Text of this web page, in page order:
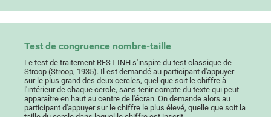
Test de congruence nombre-taille
Le test de traitement REST-INH s'inspire du test classique de
Stroop (Stroop, 1935). Il est demandé au participant d'appuyer
sur le plus grand des deux cercles, quel que soit le chiffre à
l'intérieur de chaque cercle, sans tenir compte du texte qui peut
apparaître en haut au centre de l'écran. On demande alors au
participant d'appuyer sur le chiffre le plus élevé, quelle que soit la